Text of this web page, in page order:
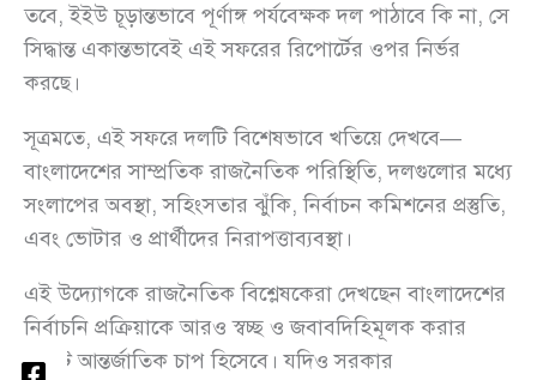
তবে, ইইউ চূড়ান্তভাবে পূর্ণাঙ্গ পর্যবেক্ষক দল পাঠাবে কি না, সে
সিদ্ধান্ত একান্তভাবেই এই সফরের রিপোর্টের ওপর নির্ভর
করছে।
সূত্রমতে, এই সফরে দলটি বিশেষভাবে খতিয়ে দেখবে—
বাংলাদেশের সাম্প্রতিক রাজনৈতিক পরিস্থিতি, দলগুলোর মধ্যে
সংলাপের অবস্থা, সহিংসতার ঝুঁকি, নির্বাচন কমিশনের প্রস্তুতি,
এবং ভোটার ও প্রার্থীদের নিরাপত্তাব্যবস্থা।
এই উদ্যোগকে রাজনৈতিক বিশ্লেষকেরা দেখছেন বাংলাদেশের
নির্বাচনি প্রক্রিয়াকে আরও স্বচ্ছ ও জবাবদিহিমূলক করার
একটি আন্তর্জাতিক চাপ হিসেবে। যদিও সরকার